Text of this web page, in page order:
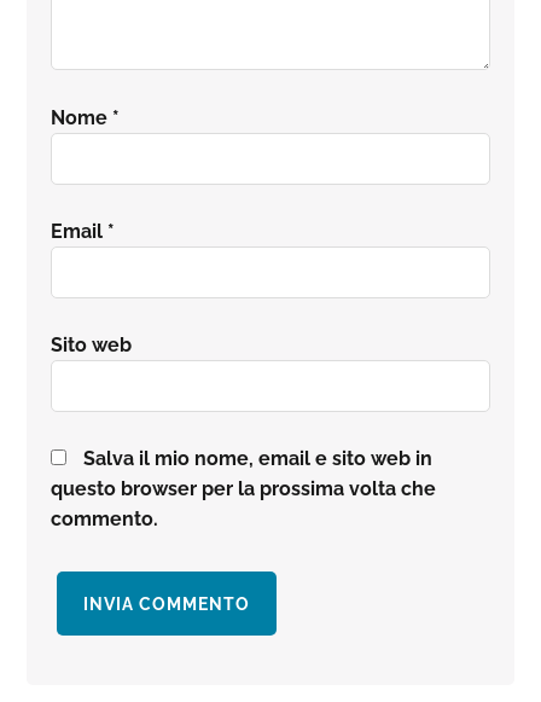
Nome *
Email *
Sito web
Salva il mio nome, email e sito web in
questo browser per la prossima volta che
commento.